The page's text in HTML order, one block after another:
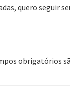
quero seguir
obrigatórios